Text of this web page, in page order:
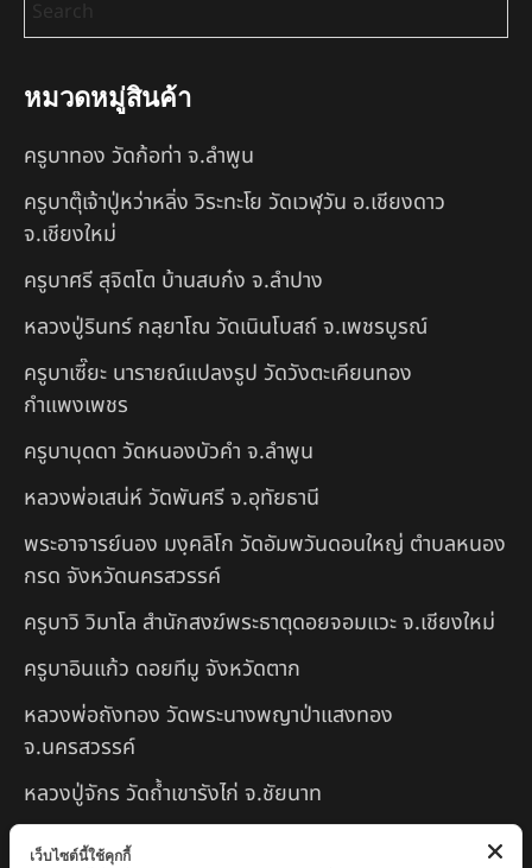
หมวดหมู่สินค้า
ครูบาทอง วัดก้อท่า จ.ลำพูน
ครูบาตุ๊เจ้าปู่หว่าหลิ่ง วิระทะโย วัดเวฬุวัน อ.เชียงดาว
จ.เชียงใหม่
ครูบาศรี สุจิตโต บ้านสบก๋ง จ.ลำปาง
หลวงปู่รินทร์ กลฺยาโณ วัดเนินโบสถ์ จ.เพชรบูรณ์
ครูบาเซี๊ยะ นารายณ์แปลงรูป วัดวังตะเคียนทอง
กำแพงเพชร
ครูบาบุดดา วัดหนองบัวคํา จ.ลําพูน
หลวงพ่อเสน่ห์ วัดพันศรี จ.อุทัยธานี
พระอาจารย์นอง มงฺคลิโก วัดอัมพวันดอนใหญ่ ตำบลหนอง
กรด จังหวัดนครสวรรค์
ครูบาวิ วิมาโล สำนักสงฆ์พระธาตุดอยจอมแวะ จ.เชียงใหม่
ครูบาอินแก้ว ดอยทีมู จังหวัดตาก
หลวงพ่อถังทอง วัดพระนางพญาป่าแสงทอง
จ.นครสวรรค์
หลวงปู่จักร วัดถ้ำเขารังไก่ จ.ชัยนาท
หลวงปู่พริ้ง ขันติพโล วัดซับชมพู่ จ.เพชรบูรณ์
เว็บไซต์นี้ใช้คุกกี้